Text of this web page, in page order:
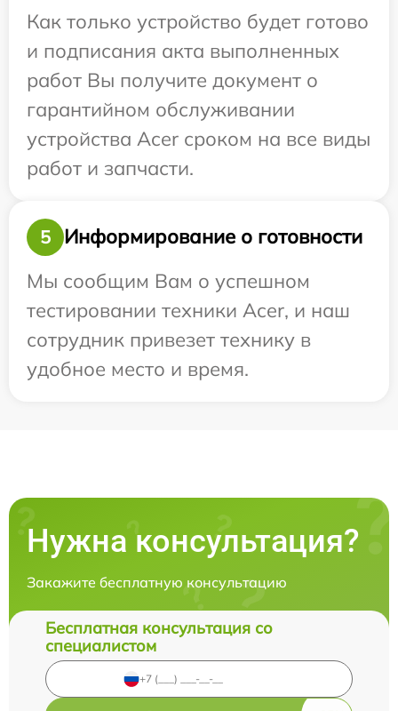
Как только устройство будет готово
и подписания акта выполненных
работ Вы получите документ о
гарантийном обслуживании
устройства Acer сроком на все виды
работ и запчасти.
5
Информирование о готовности
Мы сообщим Вам о успешном
тестировании техники Acer, и наш
сотрудник привезет технику в
удобное место и время.
Нужна консультация?
Закажите бесплатную консультацию
Бесплатная консультация со
специалистом